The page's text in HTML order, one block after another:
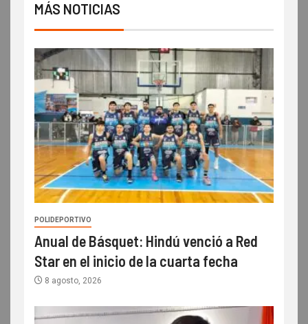
MÁS NOTICIAS
POLIDEPORTIVO
Anual de Básquet: Hindú venció a Red
Star en el inicio de la cuarta fecha
8 agosto, 2026